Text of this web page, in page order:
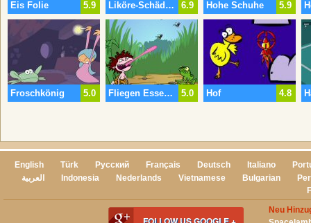
5.9
Eis Folie 6.9
Liköre-Schäden 5.9
Hohe Schuhe
5.0
Froschkönig 5.0
Fliegen Essen Kind 4.8
Hof
English Türk Русский Français Deutsch Italiano
العربية
Indonesia Nederlands Vietnamese Bulgarian
Neu